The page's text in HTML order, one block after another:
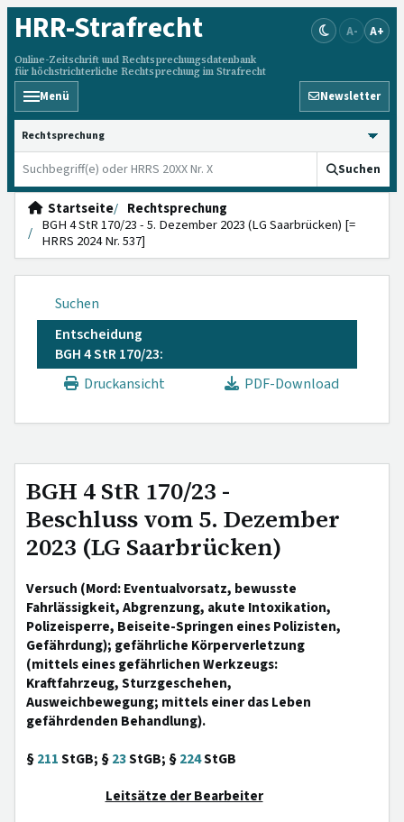
HRR-Strafrecht
Online-Zeitschrift und Rechtsprechungsdatenbank
für höchstrichterliche Rechtsprechung im Strafrecht
A- A+
Menü Newsletter
HRRS durchsuchen
Suchen
Startseite
Rechtsprechung
BGH 4 StR 170/23 - 5. Dezember 2023 (LG Saarbrücken) [=
HRRS 2024 Nr. 537]
Suchen
Entscheidung
BGH 4 StR 170/23:
Druckansicht
PDF-Download
BGH 4 StR 170/23 -
Beschluss vom 5. Dezember
2023 (LG Saarbrücken)
Versuch (Mord: Eventualvorsatz, bewusste
Fahrlässigkeit, Abgrenzung, akute Intoxikation,
Polizeisperre, Beiseite-Springen eines Polizisten,
Gefährdung); gefährliche Körperverletzung
(mittels eines gefährlichen Werkzeugs:
Kraftfahrzeug, Sturzgeschehen,
Ausweichbewegung; mittels einer das Leben
gefährdenden Behandlung).
§211StGB; §23StGB; §224StGB
Leitsätze der Bearbeiter